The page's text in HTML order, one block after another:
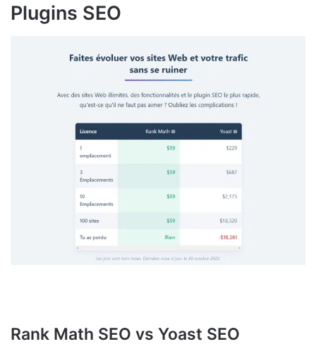
Plugins SEO
Rank Math SEO vs Yoast SEO